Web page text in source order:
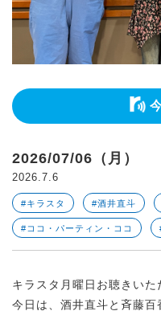
2026/07/06（月）
2026.7.6
#キラスタ #酒井直斗
#ココ・パーティン・ココ
キラスタ月曜日お聴きいた
今日は、酒井直斗と斉藤百